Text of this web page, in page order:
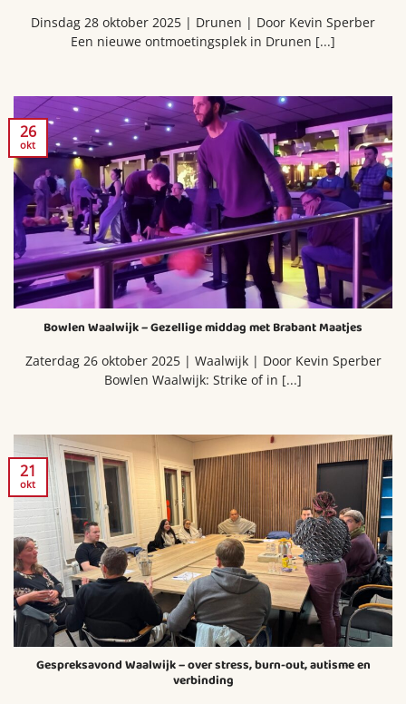
Dinsdag 28 oktober 2025 | Drunen | Door Kevin Sperber
Een nieuwe ontmoetingsplek in Drunen [...]
Bowlen Waalwijk – Gezellige middag met Brabant Maatjes
Zaterdag 26 oktober 2025 | Waalwijk | Door Kevin Sperber
Bowlen Waalwijk: Strike of in [...]
26
okt
Gespreksavond Waalwijk – over stress, burn-out, autisme en
verbinding
21
okt